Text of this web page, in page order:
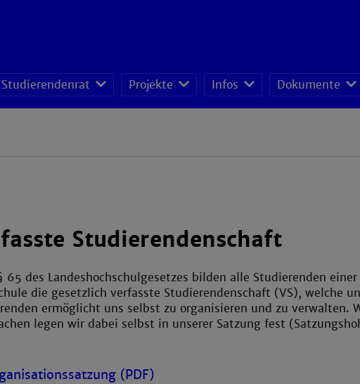
Studierendenrat Projekte Infos Dokumente
Studierendenschaft
65 des Landeshochschulgesetzes bilden alle Studierenden einer
die gesetzlich verfasste Studierendenschaft (VS), welche
ermöglicht uns selbst zu organisieren und zu verwalten.
legen wir dabei selbst in unserer Satzung fest
(PDF)